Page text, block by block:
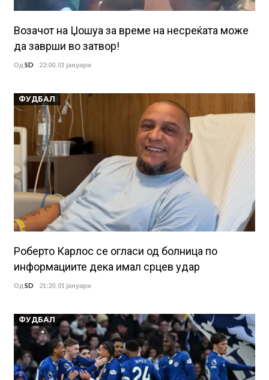
Возачот на Џошуа за време на несреќата може
да заврши во затвор!
Од SD 22:00, 01 јануари
ФУДБАЛ
Роберто Карлос се огласи од болница по
информациите дека имал срцев удар
Од SD 21:20, 01 јануари
ФУДБАЛ